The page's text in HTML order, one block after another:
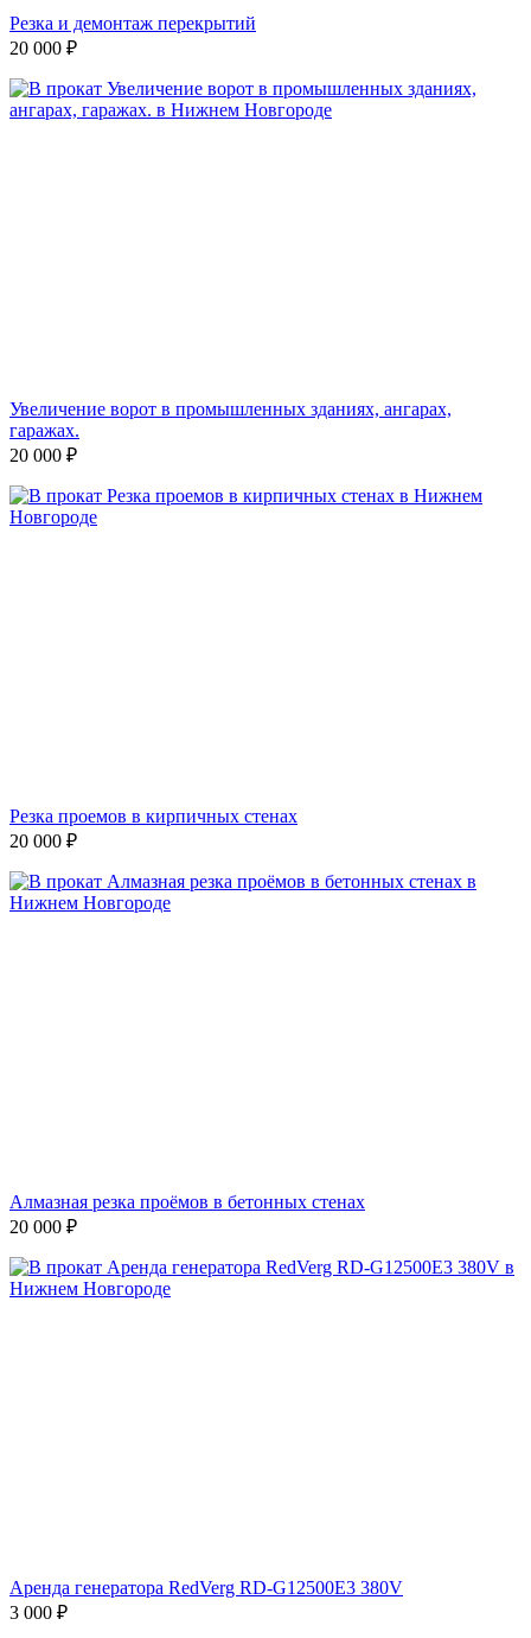
Резка и демонтаж перекрытий
20 000 ₽
Увеличение ворот в промышленных зданиях, ангарах,
гаражах.
20 000 ₽
Резка проемов в кирпичных стенах
20 000 ₽
Алмазная резка проёмов в бетонных стенах
20 000 ₽
Аренда генератора RedVerg RD-G12500E3 380V
3 000 ₽